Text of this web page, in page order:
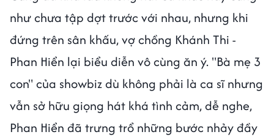
như chưa tập dợt trước với nhau, nhưng khi
đứng trên sân khấu, vợ chồng Khánh Thi -
Phan Hiển lại biểu diễn vô cùng ăn ý. "Bà mẹ 3
con" của showbiz dù không phải là ca sĩ nhưng
vẫn sở hữu giọng hát khá tình cảm, dễ nghe,
Phan Hiển đã trưng trổ những bước nhảy đầy